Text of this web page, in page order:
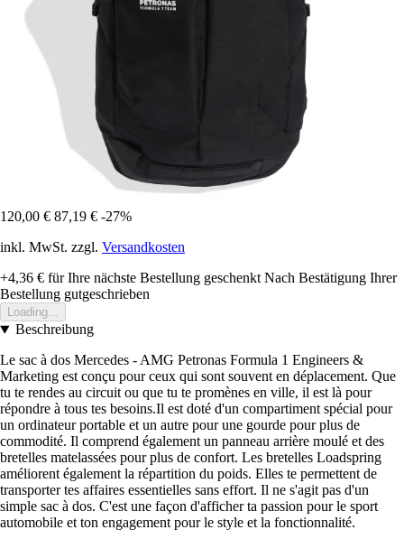
120,00 € 87,19 € -27%
inkl. MwSt. zzgl. Versandkosten
+4,36 € für Ihre nächste Bestellung geschenkt Nach Bestätigung Ihrer
Bestellung gutgeschrieben
Loading...
Beschreibung
Le sac à dos Mercedes - AMG Petronas Formula 1 Engineers &
Marketing est conçu pour ceux qui sont souvent en déplacement. Que
tu te rendes au circuit ou que tu te promènes en ville, il est là pour
répondre à tous tes besoins.Il est doté d'un compartiment spécial pour
un ordinateur portable et un autre pour une gourde pour plus de
commodité. Il comprend également un panneau arrière moulé et des
bretelles matelassées pour plus de confort. Les bretelles Loadspring
améliorent également la répartition du poids. Elles te permettent de
transporter tes affaires essentielles sans effort. Il ne s'agit pas d'un
simple sac à dos. C'est une façon d'afficher ta passion pour le sport
automobile et ton engagement pour le style et la fonctionnalité.